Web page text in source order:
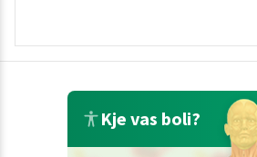
Kje vas boli?